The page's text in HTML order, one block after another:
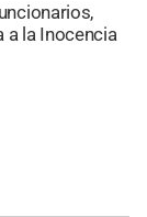
a la Inocencia